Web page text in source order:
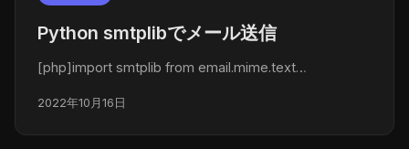
Python smtplibでメール送信
[php]import smtplib from email.mime.text…
2022年10月16日